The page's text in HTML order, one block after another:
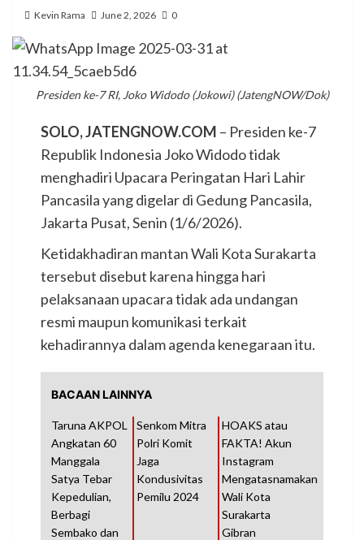
Kevin Rama June 2, 2026 0
Presiden ke-7 RI, Joko Widodo (Jokowi) (JatengNOW/Dok)
SOLO, JATENGNOW.COM – Presiden ke-7
Republik Indonesia Joko Widodo tidak
menghadiri Upacara Peringatan Hari Lahir
Pancasila yang digelar di Gedung Pancasila,
Jakarta Pusat, Senin (1/6/2026).
Ketidakhadiran mantan Wali Kota Surakarta
tersebut disebut karena hingga hari
pelaksanaan upacara tidak ada undangan
resmi maupun komunikasi terkait
kehadirannya dalam agenda kenegaraan itu.
BACAAN LAINNYA
Taruna AKPOL
Angkatan 60
Manggala
Satya Tebar
Kepedulian,
Berbagi
Sembako dan
Senkom Mitra
Polri Komit
Jaga
Kondusivitas
Pemilu 2024
HOAKS atau
FAKTA! Akun
Instagram
Mengatasnamakan
Wali Kota
Surakarta
Gibran